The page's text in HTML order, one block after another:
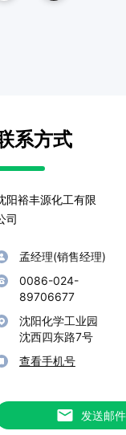
系方式
阳裕丰源化工有限
司
孟经理(销售经理)
0086-024-
89706677
沈阳化学工业园
沈西四东路7号
查看手机号
发送邮件